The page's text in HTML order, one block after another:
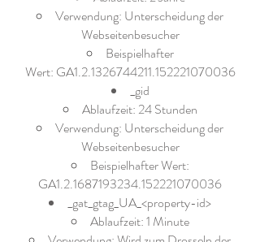
Verwendung: Unterscheidung der
Webseitenbesucher
Beispielhafter
Wert: GA1.2.1326744211.152221070036
_gid
Ablaufzeit: 24 Stunden
Verwendung: Unterscheidung der
Webseitenbesucher
Beispielhafter Wert:
GA1.2.1687193234.152221070036
_gat_gtag_UA_<property-id>
Ablaufzeit: 1 Minute